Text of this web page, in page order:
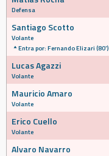
Defensa
Santiago Scotto
Volante
Entra por: Fernando Elizari (80')
Lucas Agazzi
Volante
Mauricio Amaro
Volante
Erico Cuello
Volante
Alvaro Navarro